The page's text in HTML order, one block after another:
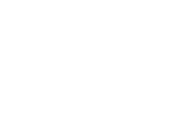
быстросохнущая
работах, строительстве и
поверхностей. Удобна
эталона используется каталог
методом с
фактурой возможно допустимое